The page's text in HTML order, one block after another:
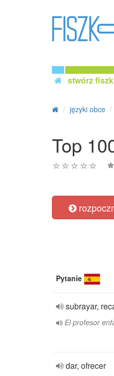
stwórz
języki obce
Top
Pytanie
subrayar,
El profesor
dar, ofrecer